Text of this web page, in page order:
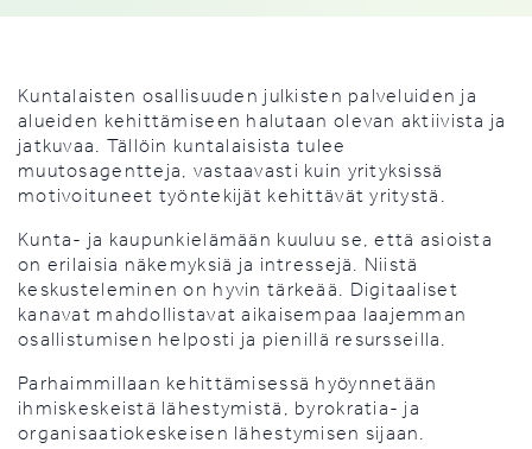
Kuntalaisten osallisuuden julkisten palveluiden ja
alueiden kehittämiseen halutaan olevan aktiivista ja
jatkuvaa. Tällöin kuntalaisista tulee
muutosagentteja, vastaavasti kuin yrityksissä
motivoituneet työntekijät kehittävät yritystä.
Kunta- ja kaupunkielämään kuuluu se, että asioista
on erilaisia näkemyksiä ja intressejä. Niistä
keskusteleminen on hyvin tärkeää. Digitaaliset
kanavat mahdollistavat aikaisempaa laajemman
osallistumisen helposti ja pienillä resursseilla.
Parhaimmillaan kehittämisessä hyöynnetään
ihmiskeskeistä lähestymistä, byrokratia- ja
organisaatiokeskeisen lähestymisen sijaan.